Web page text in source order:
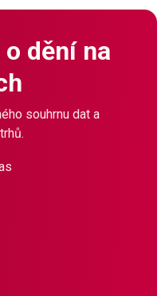
dění na
souhrnu dat a